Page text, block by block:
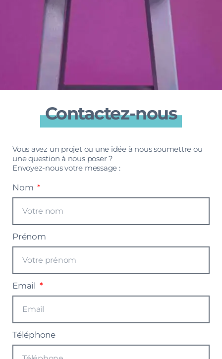
Contactez-nous
Vous avez un projet ou une idée à nous soumettre ou
une question à nous poser ?
Envoyez-nous votre message :
Nom
Prénom
Email
Téléphone